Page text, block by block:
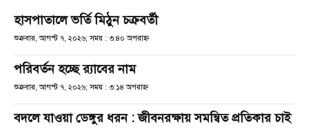
হাসপাতালে ভর্তি মিঠুন চক্রবর্তী
শুক্রবার, আগস্ট ৭, ২০২৬; সময় : ৩:৪০ অপরাহ্ণ
পরিবর্তন হচ্ছে র‌্যাবের নাম
শুক্রবার, আগস্ট ৭, ২০২৬; সময় : ৩:১৪ অপরাহ্ণ
বদলে যাওয়া ডেঙ্গুর ধরন : জীবনরক্ষায় সমন্বিত প্রতিকার চাই